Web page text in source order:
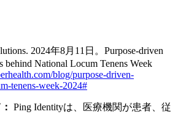
2024年8月11日。Purpose-driven
behind National Locum Tenens Week
blog/purpose-driven-
tenens-week-2024#
Ping Identityは、医療機関が患者、従